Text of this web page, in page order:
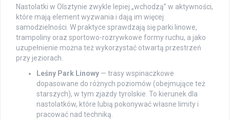
Nastolatki w Olsztynie zwykle lepiej „wchodzą” w aktywności,
które mają element wyzwania i dają im więcej
samodzielności. W praktyce sprawdzają się parki linowe,
trampoliny oraz sportowo-rozrywkowe formy ruchu, a jako
uzupełnienie można też wykorzystać otwartą przestrzeń
przy jeziorach.
Leśny Park Linowy — trasy wspinaczkowe
dopasowane do różnych poziomów (obejmujące też
starszych), w tym zjazdy tyrolskie. To kierunek dla
nastolatków, które lubią pokonywać własne limity i
pracować nad techniką.